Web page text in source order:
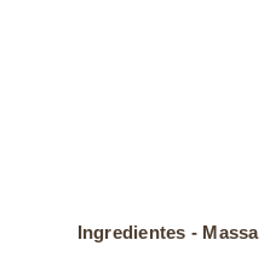
Ingredientes - Massa